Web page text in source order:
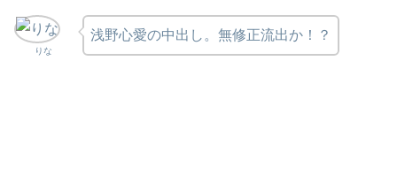
りな
浅野心愛の中出し。無修正流出か！？